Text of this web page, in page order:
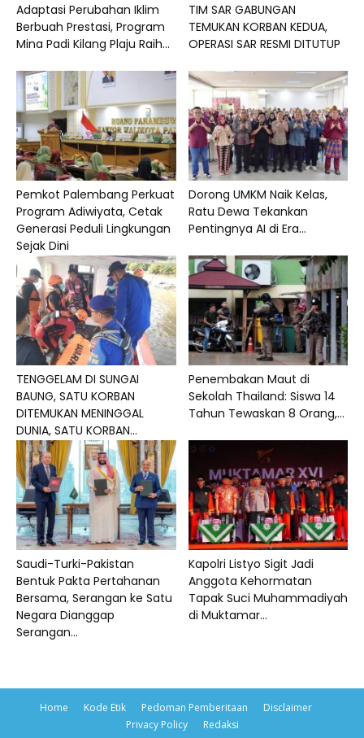
Adaptasi Perubahan Iklim
Berbuah Prestasi, Program
Mina Padi Kilang Plaju Raih...
TIM SAR GABUNGAN
TEMUKAN KORBAN KEDUA,
OPERASI SAR RESMI DITUTUP
Pemkot Palembang Perkuat
Program Adiwiyata, Cetak
Generasi Peduli Lingkungan
Sejak Dini
Dorong UMKM Naik Kelas,
Ratu Dewa Tekankan
Pentingnya AI di Era...
TENGGELAM DI SUNGAI
BAUNG, SATU KORBAN
DITEMUKAN MENINGGAL
DUNIA, SATU KORBAN...
Penembakan Maut di
Sekolah Thailand: Siswa 14
Tahun Tewaskan 8 Orang,...
Saudi-Turki-Pakistan
Bentuk Pakta Pertahanan
Bersama, Serangan ke Satu
Negara Dianggap
Serangan...
Kapolri Listyo Sigit Jadi
Anggota Kehormatan
Tapak Suci Muhammadiyah
di Muktamar...
Home Kode Etik Pedoman Pemberitaan
Disclaimer
Privacy Policy
Redaksi